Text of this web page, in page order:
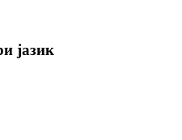
јазик